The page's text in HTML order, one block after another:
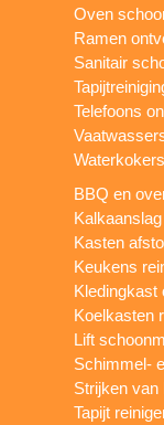
Oven
Ramen
Sanitair
Telefoons
BBQ en
Kasten
Keukens
Kledingkast
Koelkasten
Lift
Schimmel-
Strijken van
Tapijt